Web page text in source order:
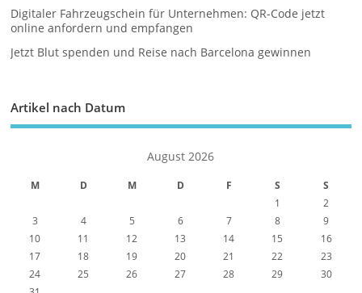
Digitaler Fahrzeugschein für Unternehmen: QR-Code jetzt
online anfordern und empfangen
Jetzt Blut spenden und Reise nach Barcelona gewinnen
Artikel nach Datum
August 2026
M D M D F S S
1
2
3
4 5 6 7 8
9
10
11 12 13 14 15
16
17
18 19 20 21 22
23
24
25 26 27 28 29
30